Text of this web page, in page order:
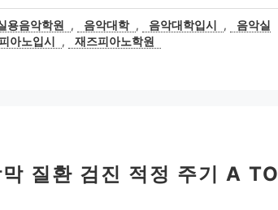
용음악학원 , 음악대학 , 음악대학입시 ,
음악실
아노입시 , 재즈피아노학원
질환 검진 적정 주기 A TO